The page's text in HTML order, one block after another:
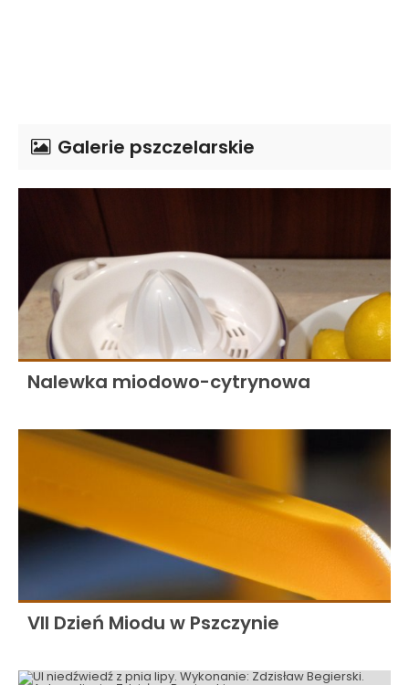
Galerie pszczelarskie
Nalewka miodowo-cytrynowa
VII Dzień Miodu w Pszczynie